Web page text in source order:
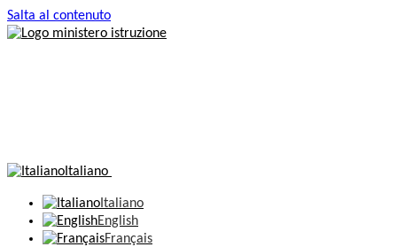
Salta al contenuto
Italiano
Italiano
English
Français